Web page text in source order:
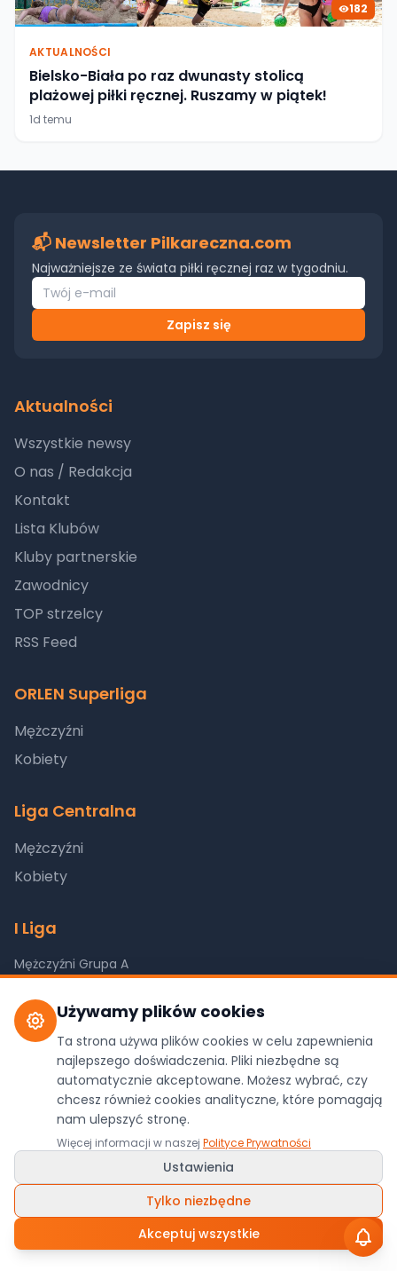
182
AKTUALNOŚCI
Bielsko-Biała po raz dwunasty stolicą
plażowej piłki ręcznej. Ruszamy w piątek!
1d temu
Używamy plików cookies
Ta strona używa plików cookies w celu zapewnienia
najlepszego doświadczenia. Pliki niezbędne są
automatycznie akceptowane. Możesz wybrać, czy
chcesz również cookies analityczne, które pomagają
nam ulepszyć stronę.
Więcej informacji w naszej Polityce Prywatności
Ustawienia
Tylko niezbędne
Akceptuj wszystkie
📬 Newsletter Pilkareczna.com
Najważniejsze ze świata piłki ręcznej raz w tygodniu.
Zapisz się
Aktualności
Wszystkie newsy
O nas / Redakcja
Kontakt
Lista Klubów
Kluby partnerskie
Zawodnicy
TOP strzelcy
RSS Feed
ORLEN Superliga
Mężczyźni
Kobiety
Liga Centralna
Mężczyźni
Kobiety
I Liga
Mężczyźni Grupa A
Mężczyźni Grupa C
Mężczyźni Grupa D
Kobiety Grupa A
Kobiety Grupa B
Kobiety Grupa C
©2026Pilkareczna.com. Wszystkie prawa
zastrzeżone.
Dane z oficjalnego API ZPRP